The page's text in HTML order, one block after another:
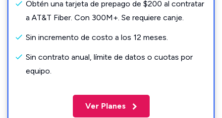
Obtén una tarjeta de prepago de $200 al contratar
a AT&T Fiber. Con 300M+. Se requiere canje.
Sin incremento de costo a los 12 meses.
Sin contrato anual, límite de datos o cuotas por
equipo.
Ver Planes